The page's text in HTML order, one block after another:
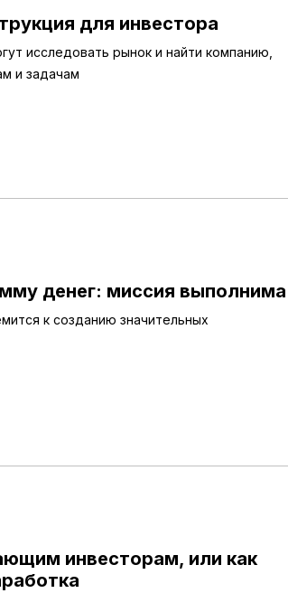
для инвестора
исследовать рынок и найти компанию,
и задачам
денег: миссия выполнима
к созданию значительных
инвесторам, или как